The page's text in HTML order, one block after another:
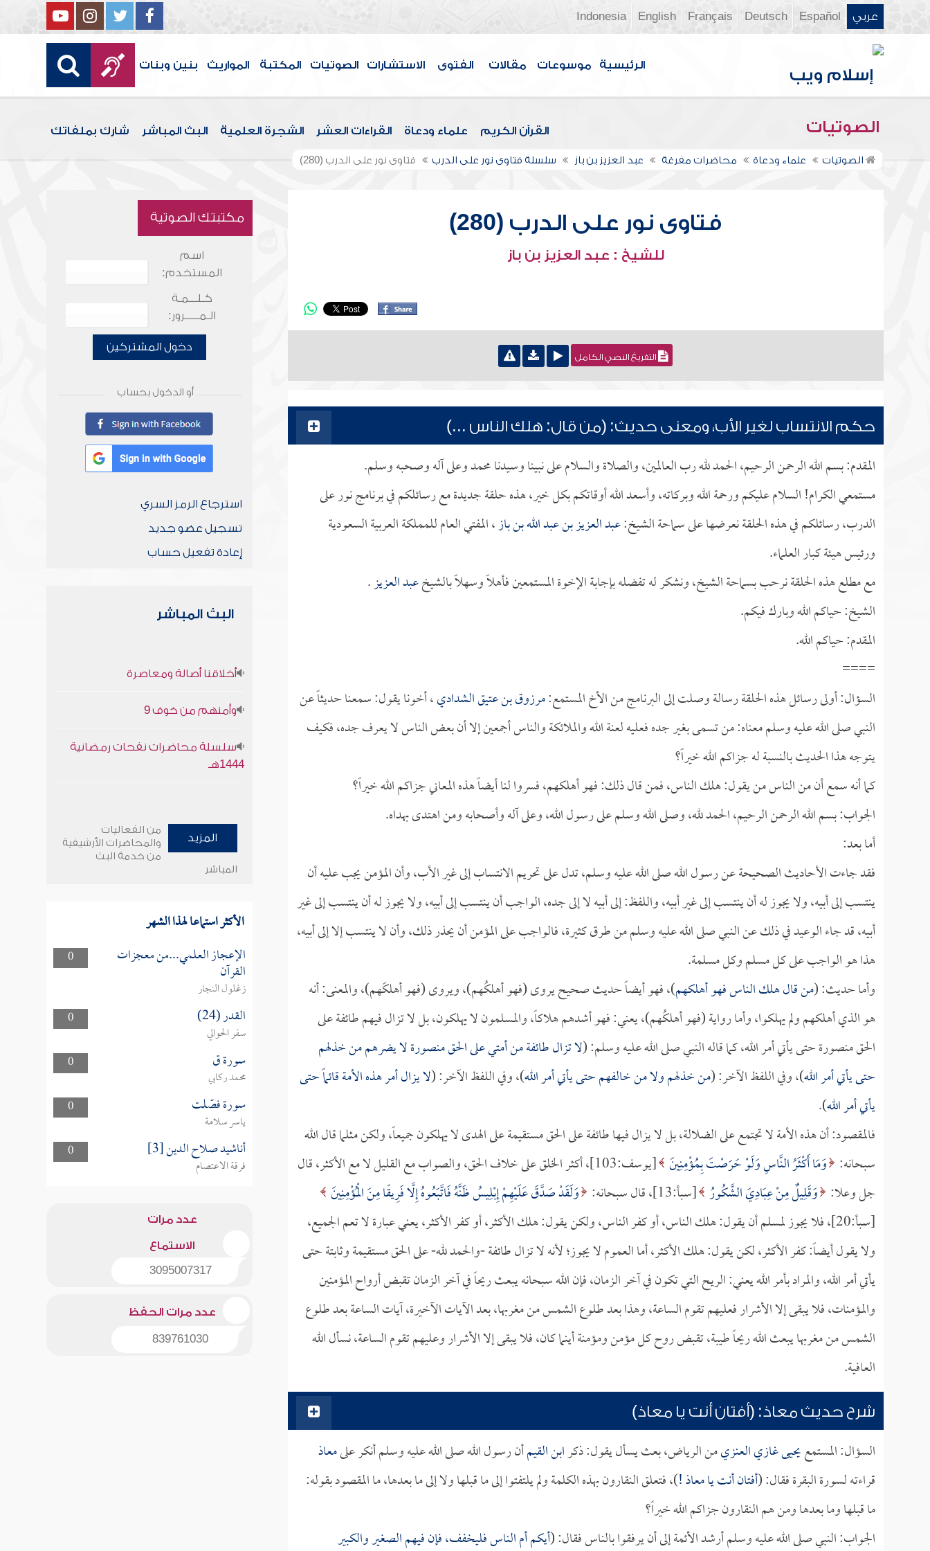
عربي Español
Deutsch
Français
English
Indonesia
الرئيسية موسوعات مقالات الفتوى الاستشارات الصوتيات المكتبة المواريث بنين وبنات
الصوتيات القرآن الكريم علماء ودعاة القراءات العشر الشجرة العلمية البث المباشر شارك بملفاتك
الصوتيات علماء ودعاة محاضرات مفرغة عبد العزيز بن باز سلسلة فتاوى نور على الدرب فتاوى نور على الدرب (280)
فتاوى نور على الدرب (280)
للشيخ : عبد العزيز بن باز
التفريغ النصي الكامل
حكم الانتساب لغير الأب، ومعنى حديث: (من قال: هلك الناس ...)
المقدم: بسم الله الرحمن الرحيم، الحمد لله رب العالمين، والصلاة والسلام على نبينا وسيدنا محمد وعلى آله وصحبه وسلم.
مستمعي الكرام! السلام عليكم ورحمة الله وبركاته، وأسعد الله أوقاتكم بكل خير، هذه حلقة جديدة مع رسائلكم في برنامج نور على
الدرب، رسائلكم في هذه الحلقة نعرضها على سماحة الشيخ:عبد العزيز بن عبد الله بن باز، المفتي العام للمملكة العربية السعودية
ورئيس هيئة كبار العلماء.
مع مطلع هذه الحلقة نرحب بسماحة الشيخ، ونشكر له تفضله بإجابة الإخوة المستمعين فأهلاً وسهلاً بالشيخعبد العزيز.
الشيخ: حياكم الله وبارك فيكم.
المقدم: حياكم الله.
====
السؤال: أولى رسائل هذه الحلقة رسالة وصلت إلى البرنامج من الأخ المستمع:مرزوق بن عتيق الشدادي، أخونا يقول: سمعنا حديثاً عن
النبي صلى الله عليه وسلم معناه: من تسمى بغير جده فعليه لعنة الله والملائكة والناس أجمعين إلا أن بعض الناس لا يعرف جده، فكيف
يتوجه هذا الحديث بالنسبة له جزاكم الله خيراً؟
كما أنه سمع أن من الناس من يقول: هلك الناس، فمن قال ذلك: فهو أهلكهم، فسروا لنا أيضاً هذه المعاني جزاكم الله خيراً؟
الجواب: بسم الله الرحمن الرحيم، الحمد لله، وصلى الله وسلم على رسول الله، وعلى آله وأصحابه ومن اهتدى بهداه.
أما بعد:
فقد جاءت الأحاديث الصحيحة عن رسول الله صلى الله عليه وسلم، تدل على تحريم الانتساب إلى غير الأب، وأن المؤمن يجب عليه أن
ينتسب إلى أبيه، ولا يجوز له أن ينتسب إلى غير أبيه، واللفظ: إلى أبيه لا إلى جده، الواجب أن ينتسب إلى أبيه، ولا يجوز له أن ينتسب إلى غير
أبيه، قد جاء الوعيد في ذلك عن النبي صلى الله عليه وسلم من طرق كثيرة، فالواجب على المؤمن أن يحذر ذلك، وأن لا ينتسب إلا إلى أبيه،
هذا هو الواجب على كل مسلم وكل مسلمة.
وأما حديث: (من قال هلك الناس فهو أهلكهم)، فهو أيضاً حديث صحيح يروى (فهو أهلكُهم)، ويروى (فهو أهلكَهم)، والمعنى: أنه
هو الذي أهلكهم ولم يهلكوا، وأما رواية (فهو أهلكُهم)، يعني: فهو أشدهم هلاكاً، والمسلمون لا يهلكون، بل لا تزال فيهم طائفة على
الحق منصورة حتى يأتي أمر الله، كما قاله النبي صلى الله عليه وسلم: (لا تزال طائفة من أمتي على الحق منصورة لا يضرهم من خذلهم
حتى يأتي أمر الله)، وفي اللفظ الآخر: (من خذلهم ولا من خالفهم حتى يأتي أمر الله)، وفي اللفظ الآخر: (لا يزال أمر هذه الأمة قائماً حتى
يأتي أمر الله).
فالمقصود: أن هذه الأمة لا تجتمع على الضلالة، بل لا يزال فيها طائفة على الحق مستقيمة على الهدى لا يهلكون جميعاً، ولكن مثلما قال الله
سبحانه: وَمَا أَكْثَرُ النَّاسِ وَلَوْ حَرَصْتَ بِمُؤْمِنِينَ
[يوسف:103]، أكثر الخلق على خلاف الحق، والصواب مع القليل لا مع الأكثر، قال
جل وعلا: وَقَلِيلٌ مِنْ عِبَادِيَ الشَّكُورُ [سبأ:13]، قال سبحانه:
وَلَقَدْ صَدَّقَ عَلَيْهِمْ إِبْلِيسُ ظَنَّهُ فَاتَّبَعُوهُ إِلَّا فَرِيقًا مِنَ الْمُؤْمِنِينَ
[سبأ:20]، فلا يجوز لمسلم أن يقول: هلك الناس، أو كفر الناس، ولكن يقول: هلك الأكثر، أو كفر الأكثر، يعني عبارة لا تعم الجميع،
ولا يقول أيضاً: كفر الأكثر، لكن يقول: هلك الأكثر، أما العموم لا يجوز؛ لأنه لا تزال طائفة -والحمد لله- على الحق مستقيمة وثابتة حتى
يأتي أمر الله، والمراد بأمر الله يعني: الريح التي تكون في آخر الزمان، فإن الله سبحانه يبعث ريحاً في آخر الزمان تقبض أرواح المؤمنين
والمؤمنات، فلا يبقى إلا الأشرار فعليهم تقوم الساعة، وهذا بعد طلوع الشمس من مغربها، بعد الآيات الآخيرة، آيات الساعة بعد طلوع
الشمس من مغربها يبعث الله ريحاً طيبة، تقبض روح كل مؤمن ومؤمنة أينما كان، فلا يبقى إلا الأشرار وعليهم تقوم الساعة، نسأل الله
العافية.
شرح حديث معاذ: (أفتان أنت يا معاذ)
السؤال: المستمعيحيى غازي العنزيمن الرياض، بعث يسأل يقول: ذكرابن القيمأن رسول الله صلى الله عليه وسلم أنكر علىمعاذ
قراءته لسورة البقرة فقال: (أفتان أنت يامعاذ!)، فتعلق النقارون بهذه الكلمة ولم يلتفتوا إلى ما قبلها ولا إلى ما بعدها، ما المقصود بقوله:
ما قبلها وما بعدها ومن هم النقارون جزاكم الله خيراً؟
الجواب: النبي صلى الله عليه وسلم أرشد الأئمة إلى أن يرفقوا بالناس فقال: (أيكم أم الناس فليخفف، فإن فيهم الصغير والكبير
مكتبتك الصوتية
اسم
المستخدم:
كـلـــمـة
الـمـــــرور:
دخول المشتركين
أو الدخول بحساب
استرجاع الرمز السري
تسجيل عضو جديد
إعادة تفعيل حساب
البث المباشر
أخلاقنا أصالة ومعاصرة
وأمنهم من خوف 9
سلسلة محاضرات نفحات رمضانية
1444هـ
المزيد
من الفعاليات
والمحاضرات الأرشيفية
من خدمة البث
المباشر
الأكثر استماعا لهذا الشهر
0 الإعجاز العلمي...من معجزات
القرآن
زغلول النجار
0
القدر (24)
سفر الحوالي
0
سورة ق
محمد ركابي
0
سورة فصّلت
ياسر سلامة
0
أناشيد صلاح الدين [3]
فرقة الاعتصام
عدد مرات
الاستماع
3095007317
عدد مرات الحفظ
839761030